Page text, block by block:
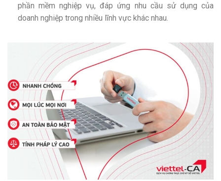
phần mềm nghiệp vụ, đáp ứng nhu cầu sử dụng của
doanh nghiệp trong nhiều lĩnh vực khác nhau.